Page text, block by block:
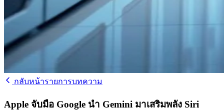
กลับหน้ารายการบทความ
Apple จับมือ Google นำ Gemini มาเสริมพลัง Siri